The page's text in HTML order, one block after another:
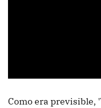
Como era previsible,